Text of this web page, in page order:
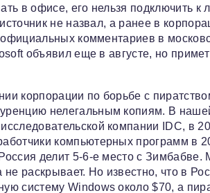
в офисе, его нельзя подключить
не назвал, а ранее в
официальных комментариев в
объявил еще в августе, но
корпорации по борьбе с
нелегальным копиям. В
компании IDC, в
компьютерных программ в
делит 5-6-е место с
раскрывает. Но известно, что в
систему Windows около $70, а